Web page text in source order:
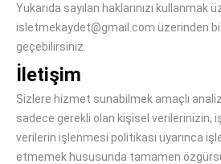
Yukarıda sayılan haklarınızı kullanmak
isletmekaydet@gmail.com üzerinden
geçebilirsiniz.
İletişim
Sizlere hizmet sunabilmek amaçlı
sadece gerekli olan kişisel verilerinizin,
verilerin işlenmesi politikası uyarınca
etmemek hususunda tamamen